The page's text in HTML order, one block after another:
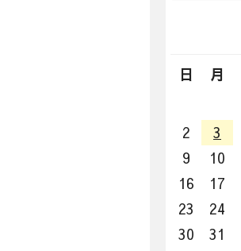
日
月
2
3
9
10
16
17
23
24
30
31